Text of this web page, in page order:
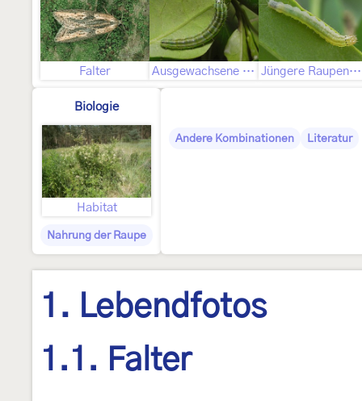
Falter Ausgewachsene Raupe Jüngere Raupenstadien
Biologie
Habitat
Nahrung der Raupe
Andere Kombinationen Literatur
1. Lebendfotos
1.1. Falter